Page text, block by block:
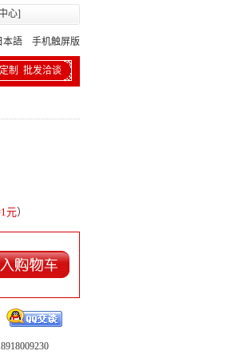
心]
本語 手机触屏版
制 批发洽谈
元）